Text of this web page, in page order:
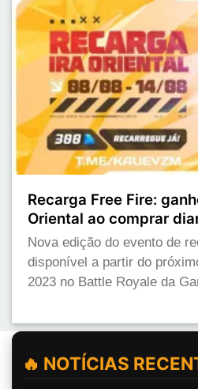
Recarga Free Fire:
Oriental ao comprar
Nova edição do evento de
disponível a partir do
2023 no Battle Royale da
🔥 NOTÍCIAS